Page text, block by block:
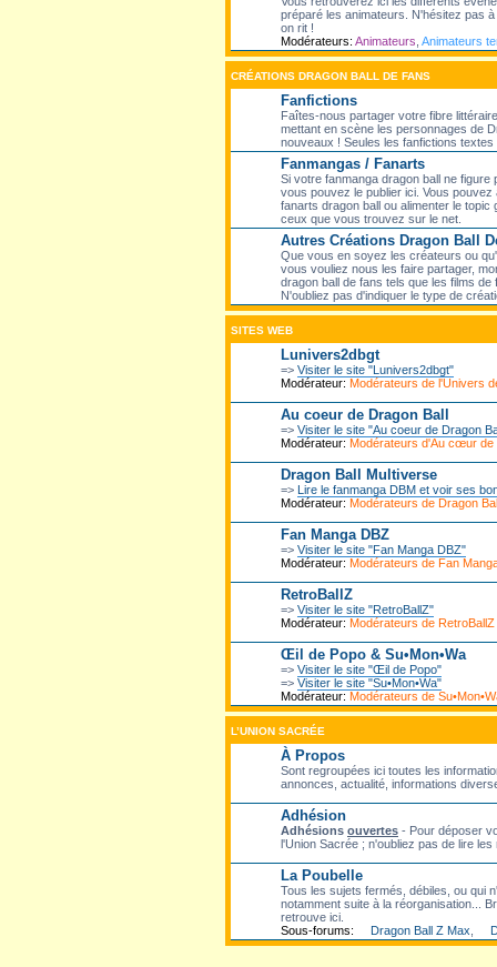
préparé les animateurs. N'hésitez pas
on rit !
Modérateurs: Animateurs Animateurs
CRÉATIONS DRAGON BALL DE FANS
Fanfictions
Faîtes-nous partager votre fibre
mettant en scène les personnages de
nouveaux ! Seules les fanfictions textes
Fanmangas / Fanarts
Si votre fanmanga dragon ball ne
vous pouvez le publier ici. Vous
fanarts dragon ball ou alimenter le
ceux que vous trouvez sur le net.
Autres Créations Dragon Ball
Que vous en soyez les créateurs ou
vous vouliez nous les faire partager,
dragon ball de fans tels que les films
N'oubliez pas d'indiquer le type de
SITES WEB
Lunivers2dbgt
=> Visiter le site "Lunivers2dbgt"
Modérateur: Modérateurs de l'Univers
Au coeur de Dragon Ball
=> Visiter le site "Au coeur de Dragon
Modérateur: Modérateurs d'Au cœur de
Dragon Ball Multiverse
=> Lire le fanmanga DBM et voir ses
Modérateur: Modérateurs de Dragon
Fan Manga DBZ
=> Visiter le site "Fan Manga DBZ"
Modérateur: Modérateurs de Fan
RetroBallZ
=> Visiter le site "RetroBallZ"
Modérateur: Modérateurs de RetroBallZ
Œil de Popo & Su•Mon•Wa
=> Visiter le site "Œil de Popo"
=> Visiter le site "Su•Mon•Wa"
Modérateur: Modérateurs de
L’UNION SACRÉE
À Propos
Sont regroupées ici toutes les
annonces, actualité, informations
Adhésion
Adhésions ouvertes - Pour déposer
l'Union Sacrée ; n'oubliez pas de lire
La Poubelle
Tous les sujets fermés, débiles, ou qui
notamment suite à la réorganisation...
retrouve ici.
Sous-forums:
Dragon Ball Z Max